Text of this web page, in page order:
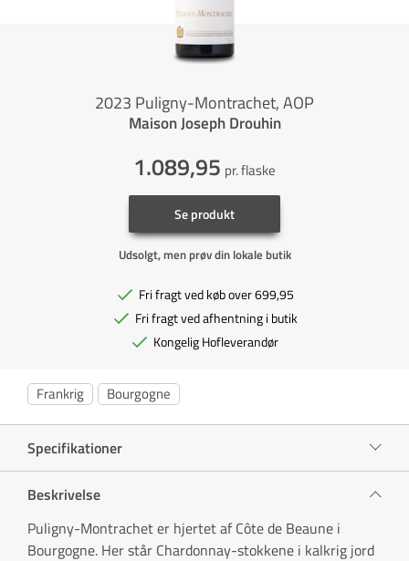
2023 Puligny-Montrachet, AOP
Maison Joseph Drouhin
1.089,95 pr. flaske
Se produkt
Udsolgt, men prøv din lokale butik
Fri fragt ved køb over 699,95
Fri fragt ved afhentning i butik
Kongelig Hofleverandør
Frankrig Bourgogne
Specifikationer
Beskrivelse
Puligny-Montrachet er hjertet af Côte de Beaune i
Bourgogne. Her står Chardonnay-stokkene i kalkrig jord